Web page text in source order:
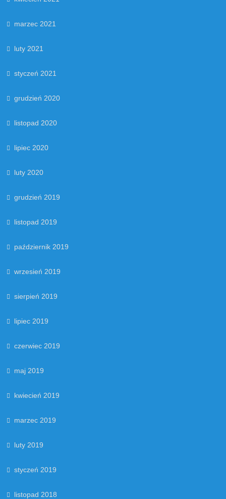
marzec 2021
luty 2021
styczeń 2021
grudzień 2020
listopad 2020
lipiec 2020
luty 2020
grudzień 2019
listopad 2019
październik 2019
wrzesień 2019
sierpień 2019
lipiec 2019
czerwiec 2019
maj 2019
kwiecień 2019
marzec 2019
luty 2019
styczeń 2019
listopad 2018